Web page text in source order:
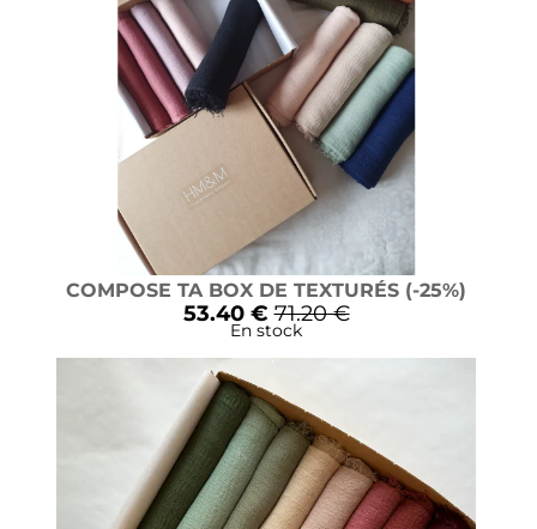
COMPOSE TA BOX DE TEXTURÉS (-25%)
53.40 € 71.20 €
En stock